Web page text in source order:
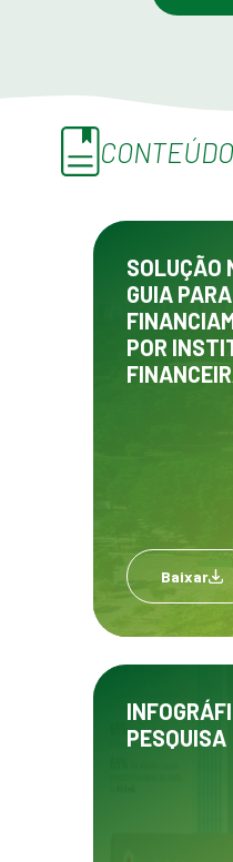
SOLUÇÃO
GUIA
POR
Baixar
PESQUISA